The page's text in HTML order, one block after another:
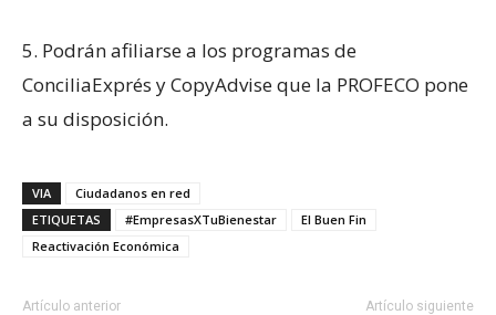
5. Podrán afiliarse a los programas de
ConciliaExprés y CopyAdvise que la PROFECO pone
a su disposición.
VIA
Ciudadanos en red
ETIQUETAS
#EmpresasXTuBienestar
El Buen Fin
Reactivación Económica
Artículo anterior Artículo siguiente